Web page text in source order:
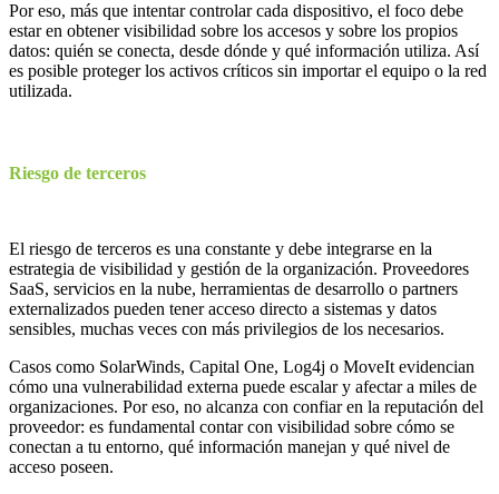
Por eso, más que intentar controlar cada dispositivo, el foco debe
estar en obtener visibilidad sobre los accesos y sobre los propios
datos: quién se conecta, desde dónde y qué información utiliza. Así
es posible proteger los activos críticos sin importar el equipo o la red
utilizada.
Riesgo de terceros
El riesgo de terceros es una constante y debe integrarse en la
estrategia de visibilidad y gestión de la organización. Proveedores
SaaS, servicios en la nube, herramientas de desarrollo o partners
externalizados pueden tener acceso directo a sistemas y datos
sensibles, muchas veces con más privilegios de los necesarios.
Casos como SolarWinds, Capital One, Log4j o MoveIt evidencian
cómo una vulnerabilidad externa puede escalar y afectar a miles de
organizaciones. Por eso, no alcanza con confiar en la reputación del
proveedor: es fundamental contar con visibilidad sobre cómo se
conectan a tu entorno, qué información manejan y qué nivel de
acceso poseen.